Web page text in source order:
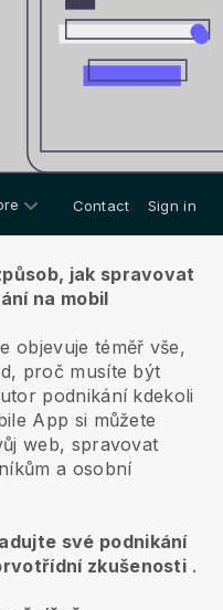
Contact Sign in
jak spravovat
na mobil
objevuje téměř vše,
proč musíte být
podnikání kdekoli
App si můžete
web, spravovat
a osobní
své podnikání
zkušenosti .